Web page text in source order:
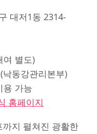
대저1동 2314-
여 별도)
동강관리본부)
용 가능
홈페이지
지 펼쳐진 광활한